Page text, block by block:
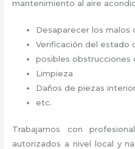
mantenimiento al aire
Desaparecer los malos
Verificación del estado
posibles obstrucciones
Limpieza
Daños de piezas
etc.
Trabajamos con
autorizados a nivel local y